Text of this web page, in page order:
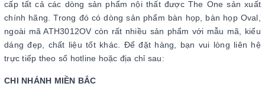
cấp tất cả các dòng sản phẩm nội thất được The One sản xuất
chính hãng. Trong đó có dòng sản phẩm bàn họp, bàn họp Oval,
ngoài mã ATH3012OV còn rất nhiều sản phẩm với mẫu mã, kiểu
dáng đẹp, chất liệu tốt khác. Để đặt hàng, bạn vui lòng liên hệ
trực tiếp theo số hotline hoặc địa chỉ sau:
CHI NHÁNH MIỀN BẮC